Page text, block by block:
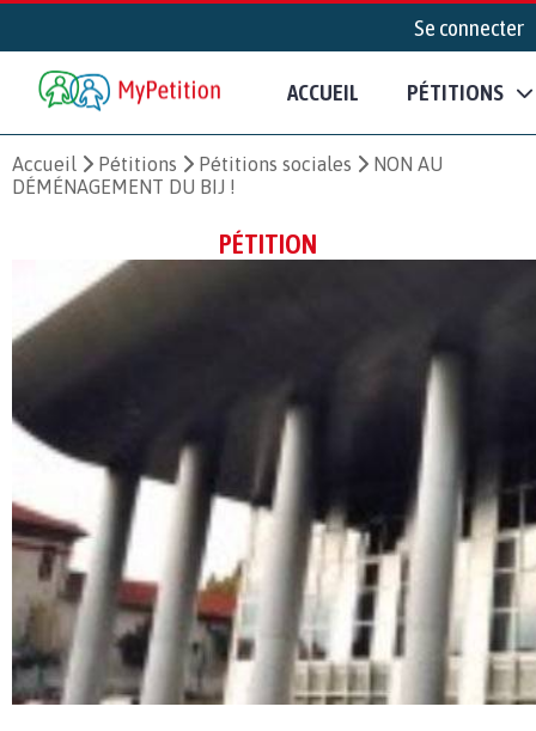
Se connecter
ACCUEIL PÉTITIONS
Accueil Pétitions Pétitions sociales
NON AU
DÉMÉNAGEMENT DU BIJ !
PÉTITION